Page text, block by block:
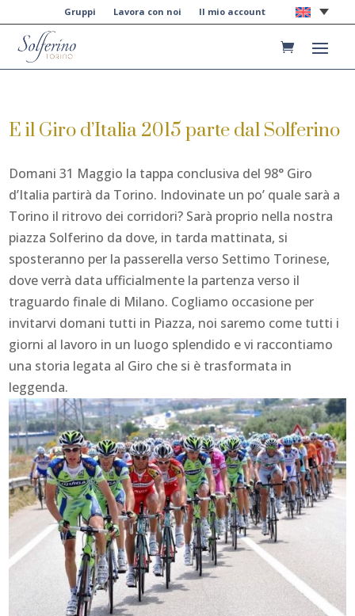
Gruppi Lavora con noi Il mio account
E il Giro d’Italia 2015 parte dal Solferino
Domani 31 Maggio la tappa conclusiva del 98° Giro
d’Italia partirà da Torino. Indovinate un po’ quale sarà a
Torino il ritrovo dei corridori? Sarà proprio nella nostra
piazza Solferino da dove, in tarda mattinata, si
sposteranno per la passerella verso Settimo Torinese,
dove verrà data ufficialmente la partenza verso il
traguardo finale di Milano. Cogliamo occasione per
invitarvi domani tutti in Piazza, noi saremo come tutti i
giorni al lavoro in un luogo splendido e vi raccontiamo
una storia legata al Giro che si è trasformata in
leggenda.